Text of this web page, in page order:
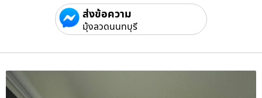
ส่งข้อความ
มุ้งลวดนนทบุรี